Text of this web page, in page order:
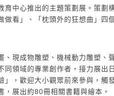
金屬、燈、馬達、機械裝置、電子控
育中心推出的主題策劃展。策
做看」、「枕頭外的狂想曲」
、現成物雕塑、機械動力雕塑
同領域的專業創作者，接力展
」，歡迎大小觀眾前來參與，
，展出約80冊相關書籍與繪本。